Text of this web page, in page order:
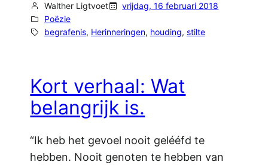
Walther Ligtvoet
vrijdag, 16 februari 2018
Poëzie
begrafenis, Herinneringen, houding, stilte
Kort verhaal: Wat
belangrijk is.
“Ik heb het gevoel nooit gelééfd te
hebben. Nooit genoten te hebben van